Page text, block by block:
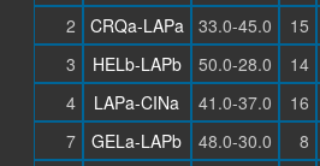
2
CRQa-LAPa 33.0-45.0 15
3
HELb-LAPb 50.0-28.0 14
4
LAPa-CINa 41.0-37.0 16
7
GELa-LAPb 48.0-30.0 8